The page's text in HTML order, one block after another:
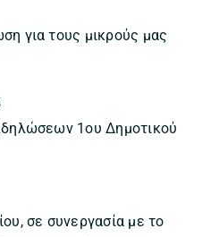
για τους μικρούς μας
1ου Δημοτικού
σε συνεργασία με το